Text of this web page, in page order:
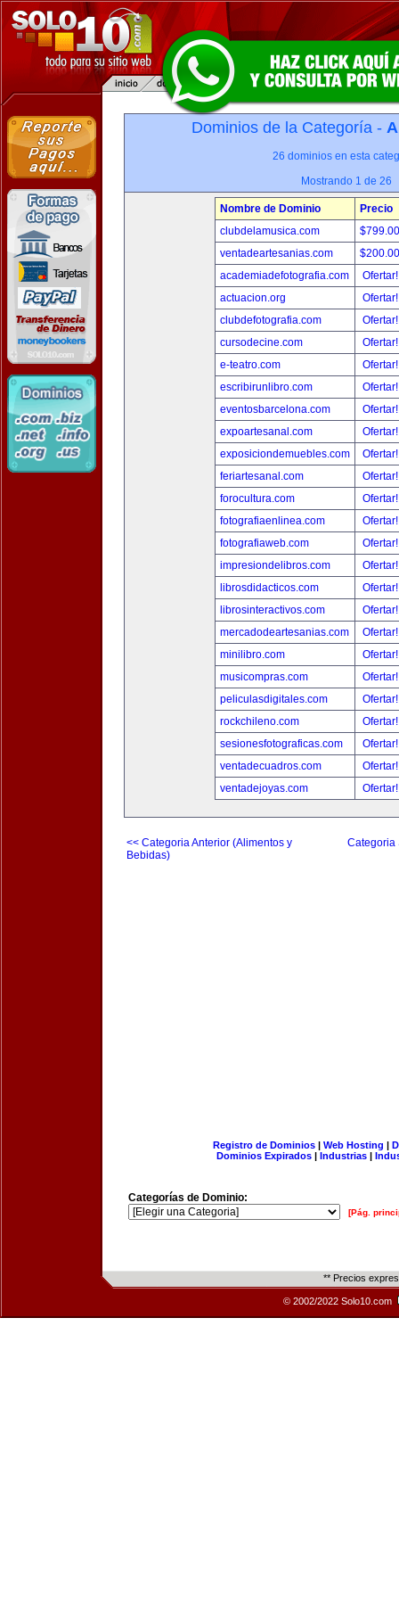
Dominios de la Categoría -
26 dominios en esta
Mostrando 1 de 26
Nombre de Dominio
Precio
clubdelamusica.com
ventadeartesanias.com
academiadefotografia.com
actuacion.org
clubdefotografia.com
cursodecine.com
e-teatro.com
escribirunlibro.com
eventosbarcelona.com
expoartesanal.com
exposiciondemuebles.com
feriartesanal.com
forocultura.com
fotografiaenlinea.com
fotografiaweb.com
impresiondelibros.com
librosdidacticos.com
librosinteractivos.com
mercadodeartesanias.com
minilibro.com
musicompras.com
peliculasdigitales.com
rockchileno.com
sesionesfotograficas.com
ventadecuadros.com
ventadejoyas.com
<< Categoria Anterior (Alimentos y
Bebidas)
Categoria
Registro de Dominios| Web Hosting |
Dominios Expirados | Industrias |
Categorías de Dominio:
[Pág.
** Precios
© 2002/2022 Solo10.com